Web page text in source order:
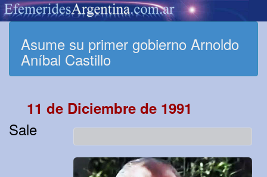
Asume su primer gobierno Arnoldo
Aníbal Castillo
11 de Diciembre de 1991
Sale